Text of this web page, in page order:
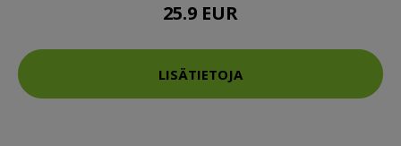
25.9 EUR
LISÄTIETOJA